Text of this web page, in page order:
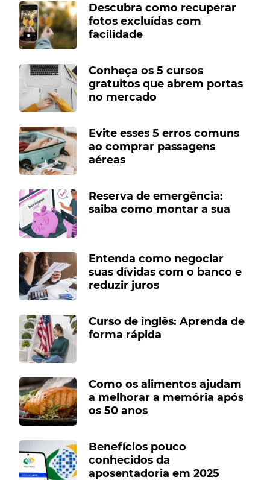
Descubra como recuperar
fotos excluídas com
facilidade
Conheça os 5 cursos
gratuitos que abrem portas
no mercado
Evite esses 5 erros comuns
ao comprar passagens
aéreas
Reserva de emergência:
saiba como montar a sua
Entenda como negociar
suas dívidas com o banco e
reduzir juros
Curso de inglês: Aprenda de
forma rápida
Como os alimentos ajudam
a melhorar a memória após
os 50 anos
Benefícios pouco
conhecidos da
aposentadoria em 2025